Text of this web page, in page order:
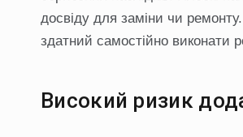
досвіду для заміни чи ремонту.
здатний самостійно виконати
Високий ризик